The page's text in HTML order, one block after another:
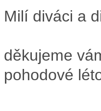
Milí diváci a
děkujeme
pohodové